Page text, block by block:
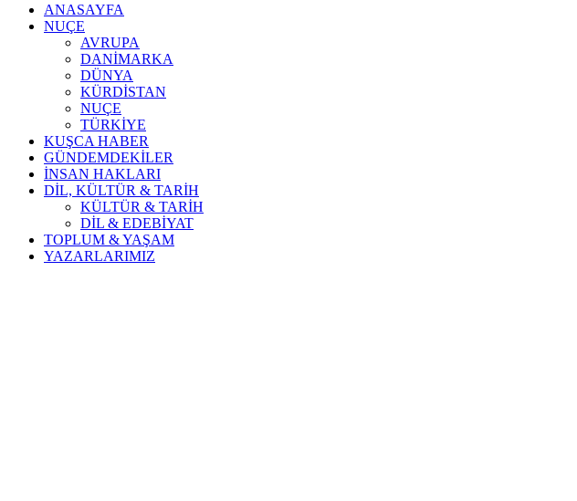
ANASAYFA
NUÇE
AVRUPA
DANİMARKA
DÜNYA
KÜRDİSTAN
NUÇE
TÜRKİYE
KUŞCA HABER
GÜNDEMDEKİLER
İNSAN HAKLARI
DİL, KÜLTÜR & TARİH
KÜLTÜR & TARİH
DİL & EDEBİYAT
TOPLUM & YAŞAM
YAZARLARIMIZ